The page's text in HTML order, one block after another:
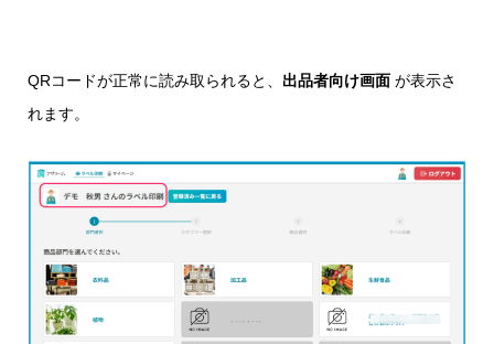
QRコードが正常に読み取られると、 出品者向け画面 が表示さ
れます。